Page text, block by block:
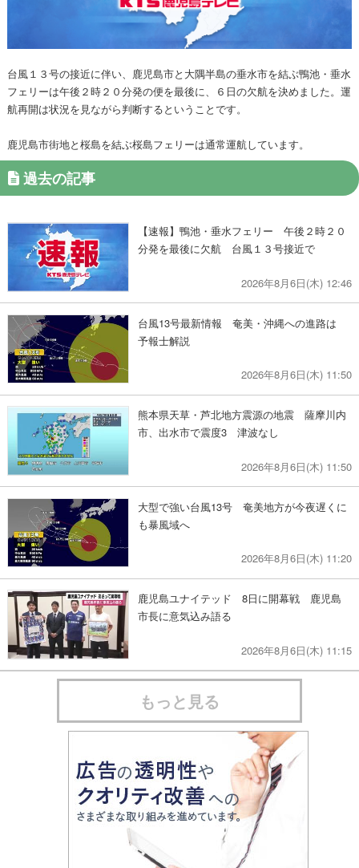
台風１３号の接近に伴い、鹿児島市と大隅半島の垂水市を結ぶ鴨池・垂水
フェリーは午後２時２０分発の便を最後に、６日の欠航を決めました。運
航再開は状況を見ながら判断するということです。
鹿児島市街地と桜島を結ぶ桜島フェリーは通常運航しています。
過去の記事
【速報】鴨池・垂水フェリー 午後２時２０
分発を最後に欠航 台風１３号接近で
2026年8月6日(木) 12:46
台風13号最新情報 奄美・沖縄への進路は
予報士解説
2026年8月6日(木) 11:50
熊本県天草・芦北地方震源の地震 薩摩川内
市、出水市で震度3 津波なし
2026年8月6日(木) 11:50
大型で強い台風13号 奄美地方が今夜遅くに
も暴風域へ
2026年8月6日(木) 11:20
鹿児島ユナイテッド 8日に開幕戦 鹿児島
市長に意気込み語る
2026年8月6日(木) 11:15
もっと見る